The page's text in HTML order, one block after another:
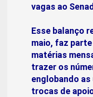
vagas ao
Esse balanço
maio, faz
matérias
trazer os
englobando
trocas de